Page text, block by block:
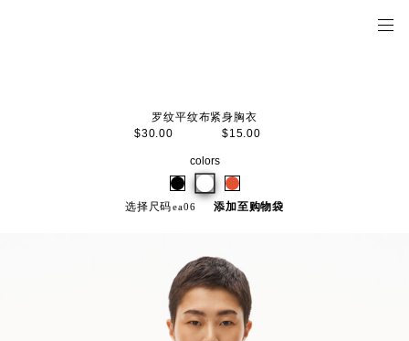
罗纹平纹布紧身胸衣
$30.00
$15.00
colors
选择尺码 添加至购物袋